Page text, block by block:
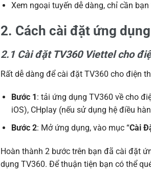
Xem ngoại tuyến dễ dàng, chỉ cần
2. Cách cài đặt ứng
2.1 Cài đặt TV360 Viettel cho
Rất dễ dàng để cài đặt TV360 cho điện
Bước 1 : tải ứng dụng TV360 về cho
iOS), CHplay (nếu sử dụng hệ điều
Bước 2: Mở ứng dụng, vào mục “Cài
Hoàn thành 2 bước trên bạn đã cài đặt
dụng TV360. Để thuận tiện bạn có thể